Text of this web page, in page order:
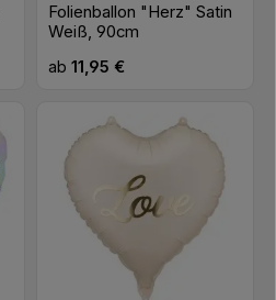
Folienballon "Herz" Satin
Weiß, 90cm
Regulärer Preis:
ab11,95 €